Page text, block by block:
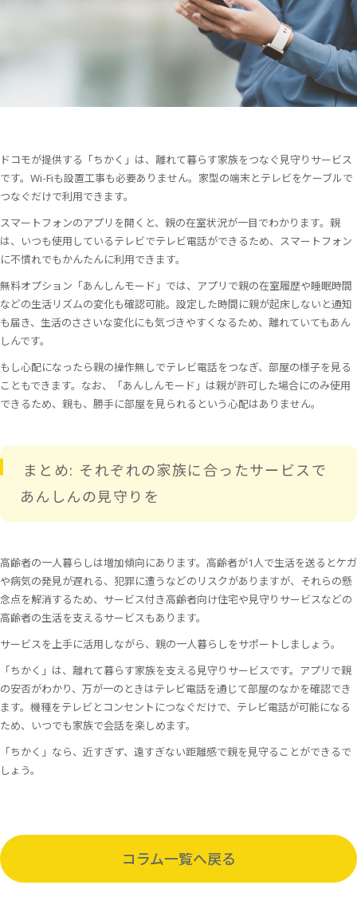
ドコモが提供する「ちかく」は、離れて暮らす家族をつなぐ見守りサービス
です。Wi-Fiも設置工事も必要ありません。家型の端末とテレビをケーブルで
つなぐだけで利用できます。
スマートフォンのアプリを開くと、親の在室状況が一目でわかります。親
は、いつも使用しているテレビでテレビ電話ができるため、スマートフォン
に不慣れでもかんたんに利用できます。
無料オプション「あんしんモード」では、アプリで親の在室履歴や睡眠時間
などの生活リズムの変化も確認可能。設定した時間に親が起床しないと通知
も届き、生活のささいな変化にも気づきやすくなるため、離れていてもあん
しんです。
もし心配になったら親の操作無しでテレビ電話をつなぎ、部屋の様子を見る
こともできます。なお、「あんしんモード」は親が許可した場合にのみ使用
できるため、親も、勝手に部屋を見られるという心配はありません。
まとめ: それぞれの家族に合ったサービスで
あんしんの見守りを
高齢者の一人暮らしは増加傾向にあります。高齢者が1人で生活を送るとケガ
や病気の発見が遅れる、犯罪に遭うなどのリスクがありますが、それらの懸
念点を解消するため、サービス付き高齢者向け住宅や見守りサービスなどの
高齢者の生活を支えるサービスもあります。
サービスを上手に活用しながら、親の一人暮らしをサポートしましょう。
「ちかく」は、離れて暮らす家族を支える見守りサービスです。アプリで親
の安否がわかり、万が一のときはテレビ電話を通じて部屋のなかを確認でき
ます。機種をテレビとコンセントにつなぐだけで、テレビ電話が可能になる
ため、いつでも家族で会話を楽しめます。
「ちかく」なら、近すぎず、遠すぎない距離感で親を見守ることができるで
しょう。
コラム一覧へ戻る